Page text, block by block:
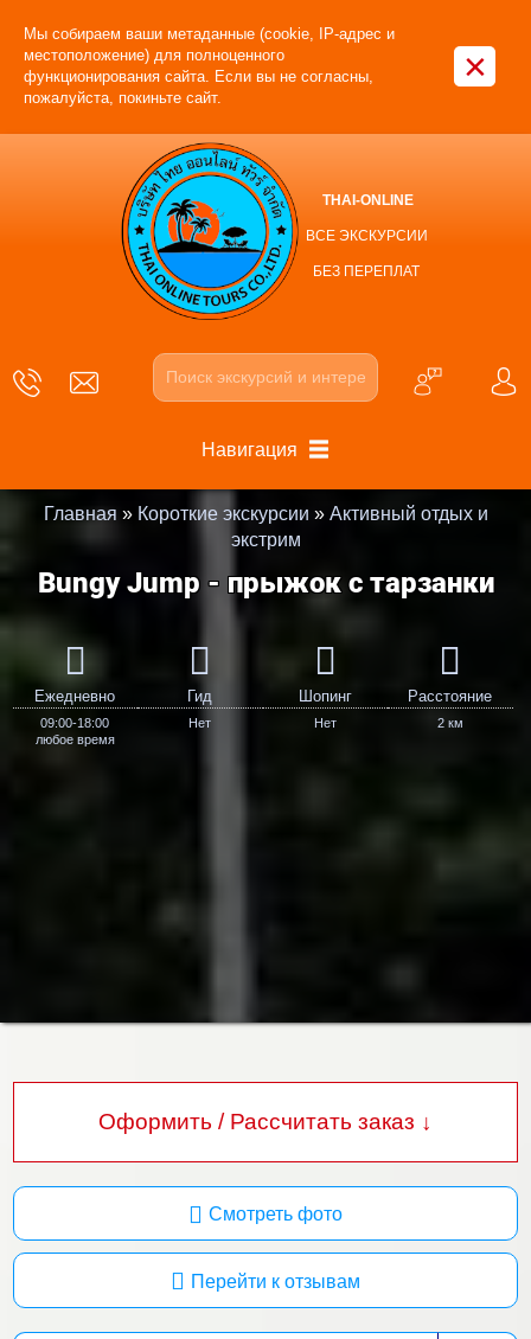
Мы собираем ваши метаданные (cookie, IP-адрес и
местоположение) для полноценного
функционирования сайта. Если вы не согласны,
пожалуйста, покиньте сайт.
×
THAI-ONLINE
ВСЕ ЭКСКУРСИИ
БЕЗ ПЕРЕПЛАТ
Навигация
Главная » Короткие экскурсии » Активный отдых и
экстрим
Bungy Jump - прыжок с тарзанки
Ежедневно
09:00-18:00
любое время
Гид
Нет
Шопинг
Нет
Расстояние
2 км
Оформить / Рассчитать заказ ↓
Смотреть фото
Перейти к отзывам